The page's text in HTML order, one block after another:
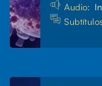
Audio: